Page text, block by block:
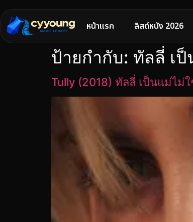
หน้าแรก ลิสต์หนัง 2026
ป้ายกำกับ: ทัลลี่ เป็
Tully (2018) ทัลลี่ เป็นแม่ไม่ใ